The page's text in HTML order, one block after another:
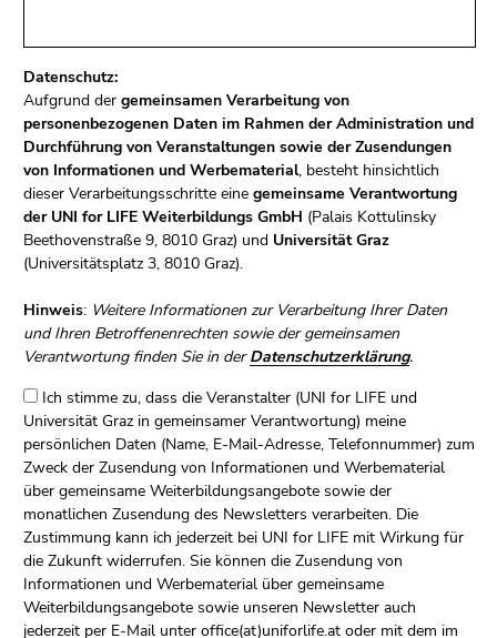
Datenschutz:
Aufgrund der gemeinsamen Verarbeitung von
personenbezogenen Daten im Rahmen der Administration und
Durchführung von Veranstaltungen sowie der Zusendungen
von Informationen und Werbematerial, besteht hinsichtlich
dieser Verarbeitungsschritte eine gemeinsame Verantwortung
der UNI for LIFE Weiterbildungs GmbH (Palais Kottulinsky
Beethovenstraße 9, 8010 Graz) und Universität Graz
(Universitätsplatz 3, 8010 Graz).
Hinweis: Weitere Informationen zur Verarbeitung Ihrer Daten
und Ihren Betroffenenrechten sowie der gemeinsamen
Verantwortung finden Sie in derDatenschutzerklärung.
Ich stimme zu, dass die Veranstalter (UNI for LIFE und
Universität Graz in gemeinsamer Verantwortung) meine
persönlichen Daten (Name, E-Mail-Adresse, Telefonnummer) zum
Zweck der Zusendung von Informationen und Werbematerial
über gemeinsame Weiterbildungsangebote sowie der
monatlichen Zusendung des Newsletters verarbeiten. Die
Zustimmung kann ich jederzeit bei UNI for LIFE mit Wirkung für
die Zukunft widerrufen. Sie können die Zusendung von
Informationen und Werbematerial über gemeinsame
Weiterbildungsangebote sowie unseren Newsletter auch
jederzeit per E-Mail unter office(at)uniforlife.at oder mit dem im